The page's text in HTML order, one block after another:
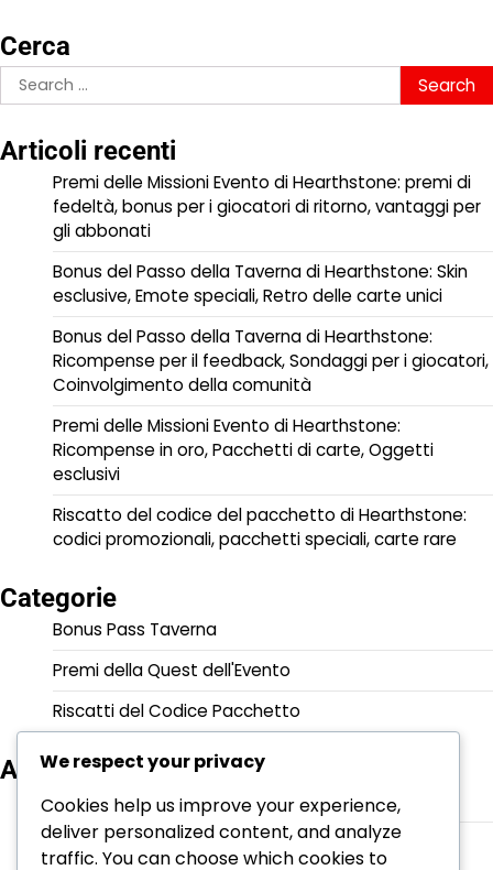
Cerca
Search
for:
Articoli recenti
Premi delle Missioni Evento di Hearthstone: premi di
fedeltà, bonus per i giocatori di ritorno, vantaggi per
gli abbonati
Bonus del Passo della Taverna di Hearthstone: Skin
esclusive, Emote speciali, Retro delle carte unici
Bonus del Passo della Taverna di Hearthstone:
Ricompense per il feedback, Sondaggi per i giocatori,
Coinvolgimento della comunità
Premi delle Missioni Evento di Hearthstone:
Ricompense in oro, Pacchetti di carte, Oggetti
esclusivi
Riscatto del codice del pacchetto di Hearthstone:
codici promozionali, pacchetti speciali, carte rare
Categorie
Bonus Pass Taverna
Premi della Quest dell'Evento
Riscatti del Codice Pacchetto
Archivio
March 2026
February 2026
We respect your privacy
Cookies help us improve your experience,
deliver personalized content, and analyze
traffic. You can choose which cookies to